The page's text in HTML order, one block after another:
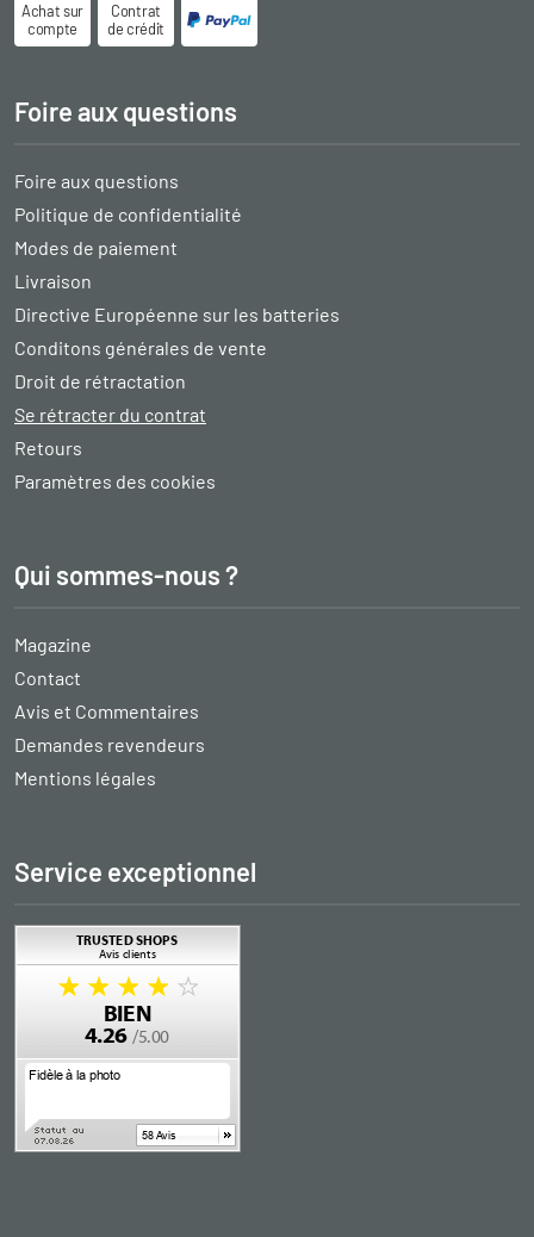
Achat sur
compte
Contrat
de crédit
Foire aux questions
Foire aux questions
Politique de confidentialité
Modes de paiement
Livraison
Directive Européenne sur les batteries
Conditons générales de vente
Droit de rétractation
Se rétracter du contrat
Retours
Paramètres des cookies
Qui sommes-nous ?
Magazine
Contact
Avis et Commentaires
Demandes revendeurs
Mentions légales
Service exceptionnel